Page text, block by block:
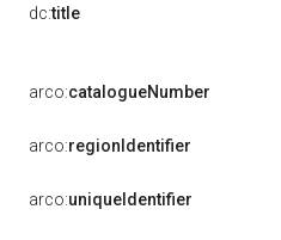
dc:title
arco:catalogueNumber
arco:regionIdentifier
arco:uniqueIdentifier